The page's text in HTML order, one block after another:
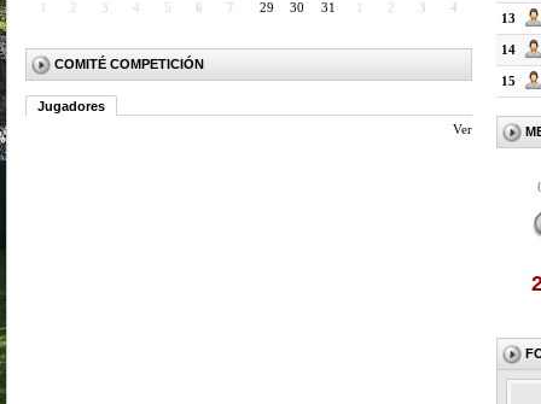
2 3 4 5 6 7
29
30 31 2 3 4
COMITÉ COMPETICIÓN
Jugadores
Ver
13
14
15